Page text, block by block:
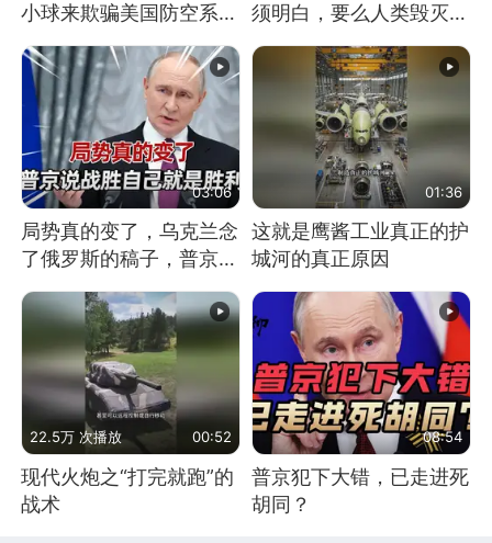
小球来欺骗美国防空系统
的
须明白，要么人类毁灭，
要么俄毁灭
03:06
局势真的变了，乌克兰念
了俄罗斯的稿子，普京说
01:36
这就是鹰酱工业真正的护
城河的真正原因
22.5万 次播放 00:52
现代火炮之“打完就跑”的
战术
08:54
普京犯下大错，已走进死
胡同？